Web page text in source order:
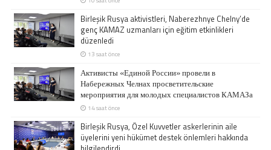
Birleşik Rusya aktivistleri, Naberezhnye Chelny’de
genç KAMAZ uzmanları için eğitim etkinlikleri
düzenledi
13 saat önce
Активисты «Единой России» провели в
Набережных Челнах просветительские
мероприятия для молодых специалистов КАМАЗа
14 saat önce
Birleşik Rusya, Özel Kuvvetler askerlerinin aile
üyelerini yeni hükümet destek önlemleri hakkında